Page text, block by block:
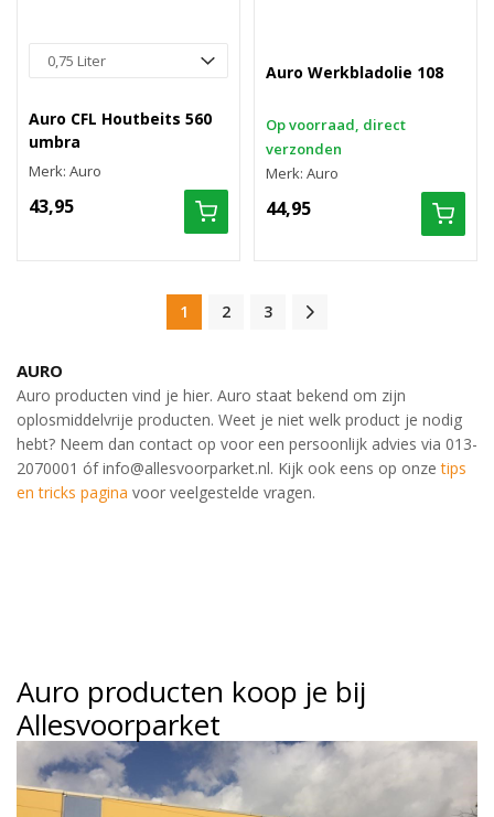
Auro CFL Houtbeits 560
umbra
Merk: Auro
43,95
Auro Werkbladolie 108
Op voorraad, direct
verzonden
Merk: Auro
44,95
1 2 3
AURO
Auro producten vind je hier. Auro staat bekend om zijn
oplosmiddelvrije producten. Weet je niet welk product je nodig
hebt? Neem dan contact op voor een persoonlijk advies via 013-
2070001 óf info@allesvoorparket.nl. Kijk ook eens op onzetips
en tricks pagina voor veelgestelde vragen.
Auro producten koop je bij
Allesvoorparket